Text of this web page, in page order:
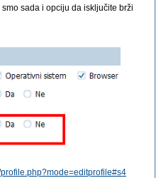
sada i opciju da isključite brži
profile.php?mode=editprofile#s4